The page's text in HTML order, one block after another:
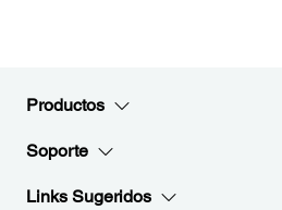
Productos
Soporte
Links Sugeridos